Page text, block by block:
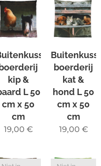
kip &
L 50
cm x 50
cm
19,00 €
boerderij
kat &
hond L 50
cm x 50
cm
19,00 €